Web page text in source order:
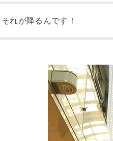
それが降るんです！